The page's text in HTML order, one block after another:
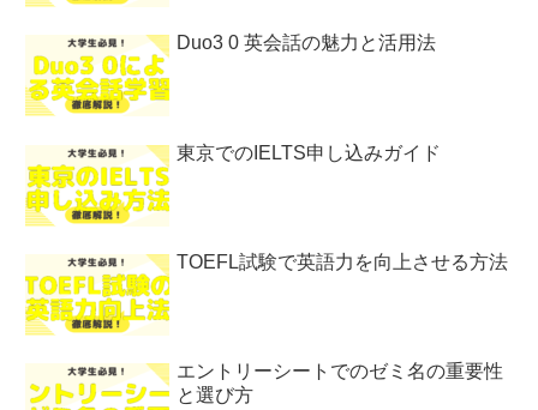
Duo3 0 英会話の魅力と活用法
東京でのIELTS申し込みガイド
TOEFL試験で英語力を向上させる方法
エントリーシートでのゼミ名の重要性
と選び方